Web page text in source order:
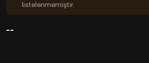
listelenmemiştir.
--